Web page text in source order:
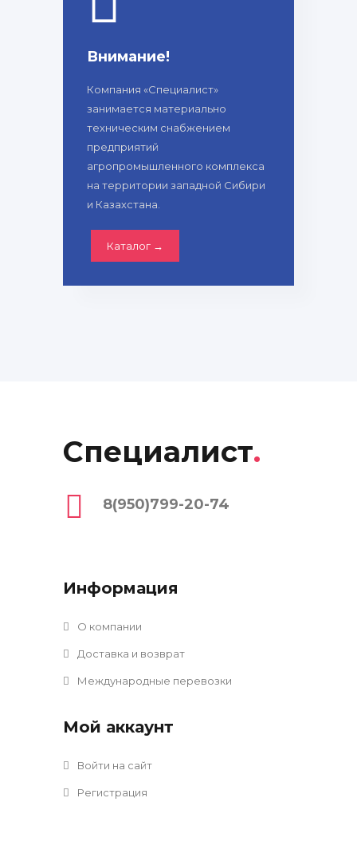
Внимание!
Компания «Специалист»
занимается материально
техническим снабжением
предприятий
агропромышленного комплекса
на территории западной Сибири
и Казахстана.
Каталог →
Специалист.
8(950)799-20-74
Информация
О компании
Доставка и возврат
Международные перевозки
Мой аккаунт
Войти на сайт
Регистрация